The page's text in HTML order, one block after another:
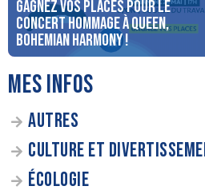
Gagnez vos places pour le
concert Hommage à Queen,
Bohemian Harmony !
MES INFOS
AUTRES
CULTURE ET
ÉCOLOGIE